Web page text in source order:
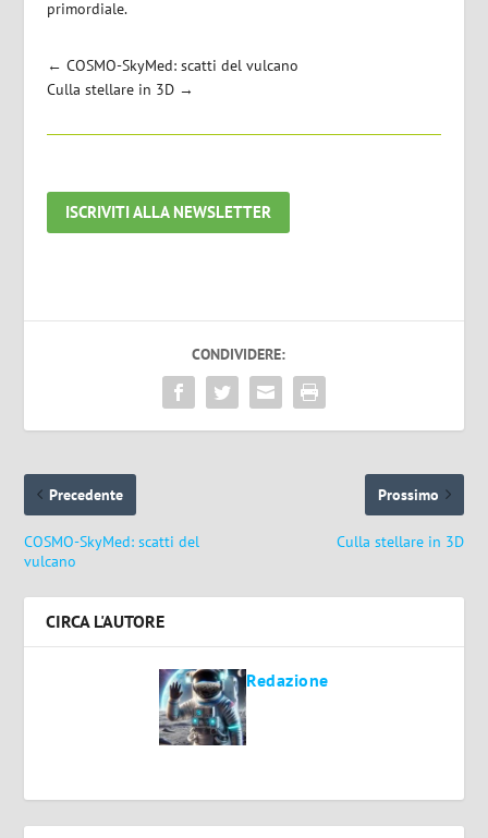
primordiale.
← COSMO-SkyMed: scatti del vulcano
Culla stellare in 3D→
ISCRIVITI ALLA NEWSLETTER
CONDIVIDERE:
Precedente
COSMO-SkyMed: scatti del
vulcano
Prossimo
Culla stellare in 3D
CIRCA L'AUTORE
Redazione